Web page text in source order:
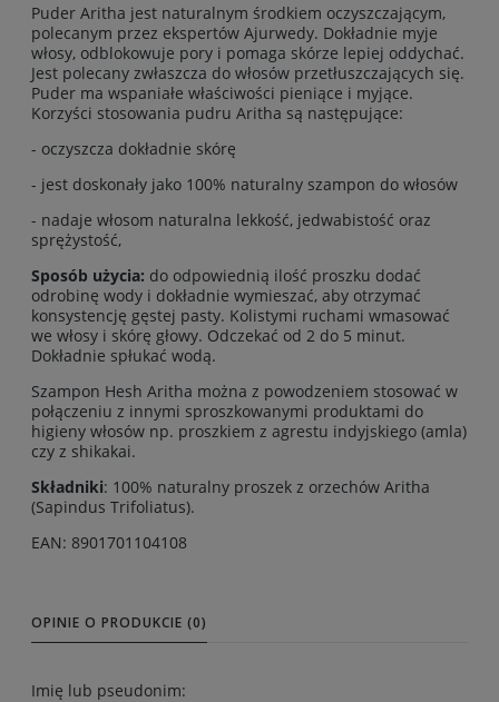
Puder Aritha jest naturalnym środkiem oczyszczającym,
polecanym przez ekspertów Ajurwedy. Dokładnie myje
włosy, odblokowuje pory i pomaga skórze lepiej oddychać.
Jest polecany zwłaszcza do włosów przetłuszczających się.
Puder ma wspaniałe właściwości pieniące i myjące.
Korzyści stosowania pudru Aritha są następujące:
- oczyszcza dokładnie skórę
- jest doskonały jako 100% naturalny szampon do włosów
- nadaje włosom naturalna lekkość, jedwabistość oraz
sprężystość,
Sposób użycia: do odpowiednią ilość proszku dodać
odrobinę wody i dokładnie wymieszać, aby otrzymać
konsystencję gęstej pasty. Kolistymi ruchami wmasować
we włosy i skórę głowy. Odczekać od 2 do 5 minut.
Dokładnie spłukać wodą.
Szampon Hesh Aritha można z powodzeniem stosować w
połączeniu z innymi sproszkowanymi produktami do
higieny włosów np. proszkiem z agrestu indyjskiego (amla)
czy z shikakai.
Składniki: 100% naturalny proszek z orzechów Aritha
(Sapindus Trifoliatus).
EAN: 8901701104108
OPINIE O PRODUKCIE (0)
Imię lub pseudonim: